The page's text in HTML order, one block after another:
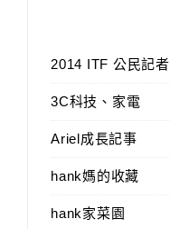
2014 ITF 公民記者
3C科技、家電
Ariel成長記事
hank媽的收藏
hank家菜園